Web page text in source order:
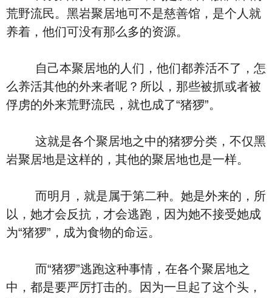
荒野流民。黑岩聚居地可不是慈善馆，是个人就
养着，他们可没有那么多的资源。
自己本聚居地的人们，他们都养活不了，怎
么养活其他的外来者呢？所以，那些被抓或者被
俘虏的外来荒野流民，就也成了“猪猡”。
这就是各个聚居地之中的猪猡分类，不仅黑
岩聚居地是这样的，其他的聚居地也是一样。
而明月，就是属于第二种。她是外来的，所
以，她才会反抗，才会逃跑，因为她不接受她成
为“猪猡”，成为食物的命运。
而“猪猡”逃跑这种事情，在各个聚居地之
中，都是要严厉打击的。因为一旦起了这个头，